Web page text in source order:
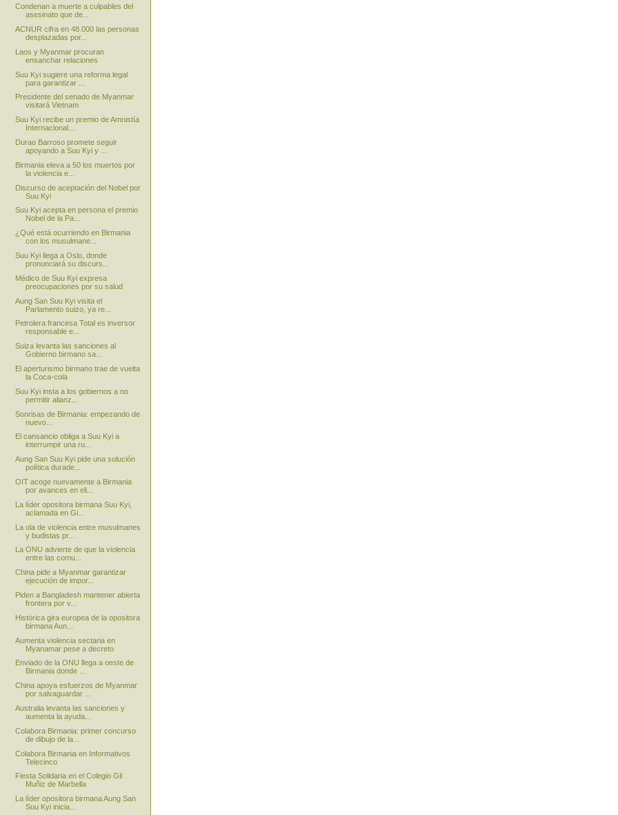
Condenan a muerte a culpables del
asesinato que de...
ACNUR cifra en 48.000 las personas
desplazadas por...
Laos y Myanmar procuran
ensanchar relaciones
Suu Kyi sugiere una reforma legal
para garantizar ...
Presidente del senado de Myanmar
visitará Vietnam
Suu Kyi recibe un premio de Amnistía
Internacional...
Durao Barroso promete seguir
apoyando a Suu Kyi y ...
Birmania eleva a 50 los muertos por
la violencia e...
Discurso de aceptación del Nobel por
Suu Kyi
Suu Kyi acepta en persona el premio
Nobel de la Pa...
¿Qué está ocurriendo en Birmania
con los musulmane...
Suu Kyi llega a Oslo, donde
pronunciará su discurs...
Médico de Suu Kyi expresa
preocupaciones por su salud
Aung San Suu Kyi visita el
Parlamento suizo, ya re...
Petrolera francesa Total es inversor
responsable e...
Suiza levanta las sanciones al
Gobierno birmano sa...
El aperturismo birmano trae de vuelta
la Coca-cola
Suu Kyi insta a los gobiernos a no
permitir alianz...
Sonrisas de Birmania: empezando de
nuevo...
El cansancio obliga a Suu Kyi a
interrumpir una ru...
Aung San Suu Kyi pide una solución
política durade...
OIT acoge nuevamente a Birmania
por avances en eli...
La líder opositora birmana Suu Kyi,
aclamada en Gi...
La ola de violencia entre musulmanes
y budistas pr...
La ONU advierte de que la violencia
entre las comu...
China pide a Myanmar garantizar
ejecución de impor...
Piden a Bangladesh mantener abierta
frontera por v...
Histórica gira europea de la opositora
birmana Aun...
Aumenta violencia sectaria en
Myanamar pese a decreto
Enviado de la ONU llega a oeste de
Birmania donde ...
China apoya esfuerzos de Myanmar
por salvaguardar ...
Australia levanta las sanciones y
aumenta la ayuda...
Colabora Birmania: primer concurso
de dibujo de la...
Colabora Birmania en Informativos
Telecinco
Fiesta Solidaria en el Colegio Gil
Muñiz de Marbella
La líder opositora birmana Aung San
Suu Kyi inicia...